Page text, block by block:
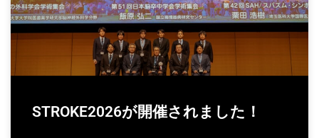
STROKE2026が開催されました！